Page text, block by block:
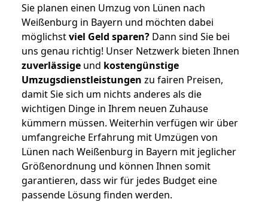
Sie planen einen Umzug von Lünen nach
Weißenburg in Bayern und möchten dabei
möglichstviel Geld sparen? Dann sind Sie bei
uns genau richtig! Unser Netzwerk bieten Ihnen
zuverlässige und kostengünstige
Umzugsdienstleistungen zu fairen Preisen,
damit Sie sich um nichts anderes als die
wichtigen Dinge in Ihrem neuen Zuhause
kümmern müssen. Weiterhin verfügen wir über
umfangreiche Erfahrung mit Umzügen von
Lünen nach Weißenburg in Bayern mit jeglicher
Größenordnung und können Ihnen somit
garantieren, dass wir für jedes Budget eine
passende Lösung finden werden.